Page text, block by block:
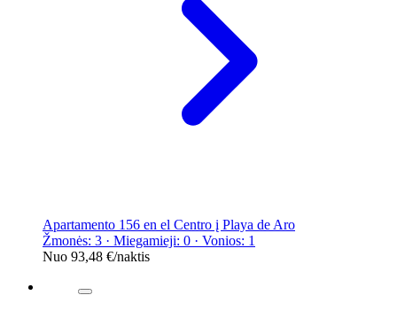
Apartamento 156 en el Centro į Playa de Aro
Žmonės: 3 · Miegamieji: 0 · Vonios: 1
Nuo 93,48 €/naktis